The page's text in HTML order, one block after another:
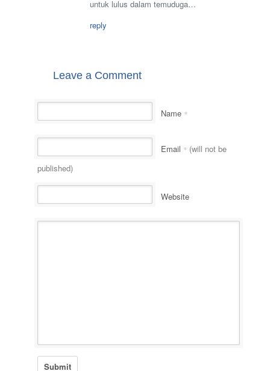
untuk lulus dalam temuduga…
reply
Leave a Comment
Name *
Email * (will not be
published)
Website